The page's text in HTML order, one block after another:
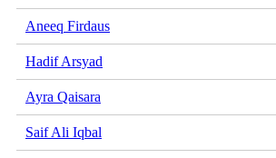
Aneeq Firdaus
Hadif Arsyad
Ayra Qaisara
Saif Ali Iqbal